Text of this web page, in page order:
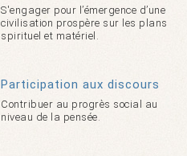
S'engager pour l’émergence d’une
civilisation prospère sur les plans
spirituel et matériel.
Participation aux discours
Contribuer au progrès social au
niveau de la pensée.